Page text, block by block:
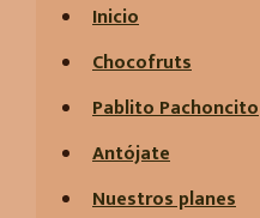
Inicio
Chocofruts
Pablito Pachoncito
Antójate
Nuestros planes